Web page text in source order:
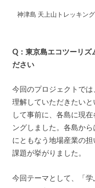
神津島 天上山トレッキン
Q：東京島エコツーリズ
ださい
今回のプロジェクトで
理解していただきたい
して事前に、各島に現
ングしました。各島か
にともなう地場産業の
課題が挙がりました。
今回テーマとして、「